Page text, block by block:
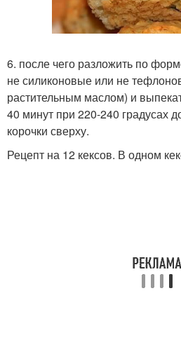
6. после чего разложить по
не силиконовые или не
растительным маслом) и
40 минут при 220-240 градусах
корочки сверху.
Рецепт на 12 кексов. В одном